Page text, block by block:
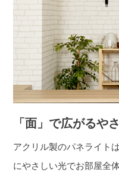
「面」で広がるや
アクリル製のパネライト
にやさしい光でお部屋全